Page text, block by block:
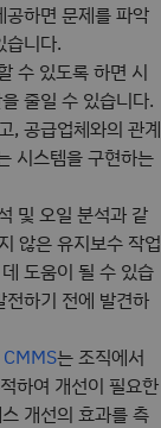
하면 문제를 파악
습니다.
수 있도록 하면 시
줄일 수 있습니다.
, 공급업체와의 관계
시스템을 구현하는
및 오일 분석과 같
않은 유지보수 작업
도움이 될 수 있습
하기 전에 발견하
CMMS는 조직에서
하여 개선이 필요한
개선의 효과를 측